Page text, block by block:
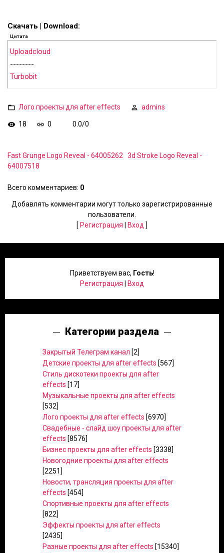
Скачать | Download:
Цитата
Uploadcloud
--------
Turbobit
Лого проекты для after effects admins
18 0 0.0/0
Fast Grunge Logo Reveal - 64005262
3d Stroke Logo Reveal -
64007518
Всего комментариев: 0
Добавлять комментарии могут только зарегистрированные
пользователи.
[ Регистрация Вход ]
Приветствуем вас, Гость!
Регистрация
Вход
Категории раздела
Закрытый Телеграм канал [2]
Детские проекты для after effects [567]
Стиль дискотеки проекты для after
effects [17]
Музыкальные проекты для after effects
[532]
Лого проекты для after effects [6970]
Свадебные - слайд шоу проекты для after
effects [8576]
Бизнес проекты для after effects [3338]
Новогодние проекты для after effects
[2251]
Новости, трансляция проекты для after
effects [454]
Спортивные проекты для after effects
[822]
Эффекты проекты для after effects
[2435]
Разные проекты для after effects [15340]